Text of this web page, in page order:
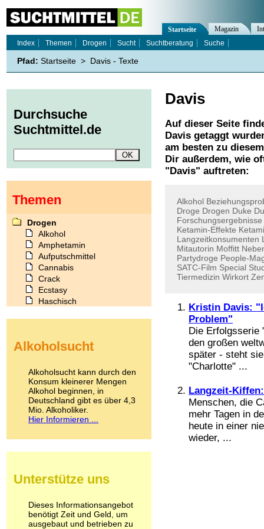
Davis
Auf dieser Seite
Davis getaggt
am besten zu
Dir außerdem, wie
" Davis" auftreten:
Alkohol
Droge Drogen Duke
Forschungsergebnisse
Ketamin-Effekte
Langzeitkonsumenten
Mitautorin Moffitt
Partydroge People-
SATC-Film Special
Tiermedizin Wirkort
Kristin Davis:
Problem"
Die Erfolgsserie
den großen
später - steht
"Charlotte" ...
Langzeit-
Menschen, die
mehr Tagen in
heute in einer
wieder, ...
Startseite Magazin
Index
Themen Drogen Sucht Suchtberatung Suche
Pfad: Startseite > Davis - Texte
Durchsuche
Suchtmittel.de
Themen
Drogen
Alkohol
Amphetamin
Aufputschmittel
Cannabis
Crack
Ecstasy
Haschisch
Kokain
LSD
Marihuana
Medikamente
Meskalin
Metamphetamin
Methadon
Pilze
Psychopharmaka
Schlafmittel
Schmerzmittel
Alkoholsucht
Alkoholsucht kann durch den
Konsum kleinerer Mengen
Alkohol beginnen, in
Deutschland gibt es über 4,3
Mio. Alkoholiker.
Hier Informieren ...
Unterstütze uns
Dieses Informationsangebot
benötigt Zeit und Geld, um
ausgebaut und betrieben zu